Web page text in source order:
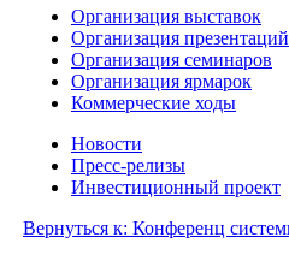
Организация выставок
Организация презентаций
Организация семинаров
Организация ярмарок
Коммерческие ходы
Новости
Пресс-релизы
Инвестиционный проект
Вернуться к: Конференц